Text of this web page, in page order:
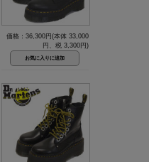
価格：36,300円(本体 33,000
円、税 3,300円)